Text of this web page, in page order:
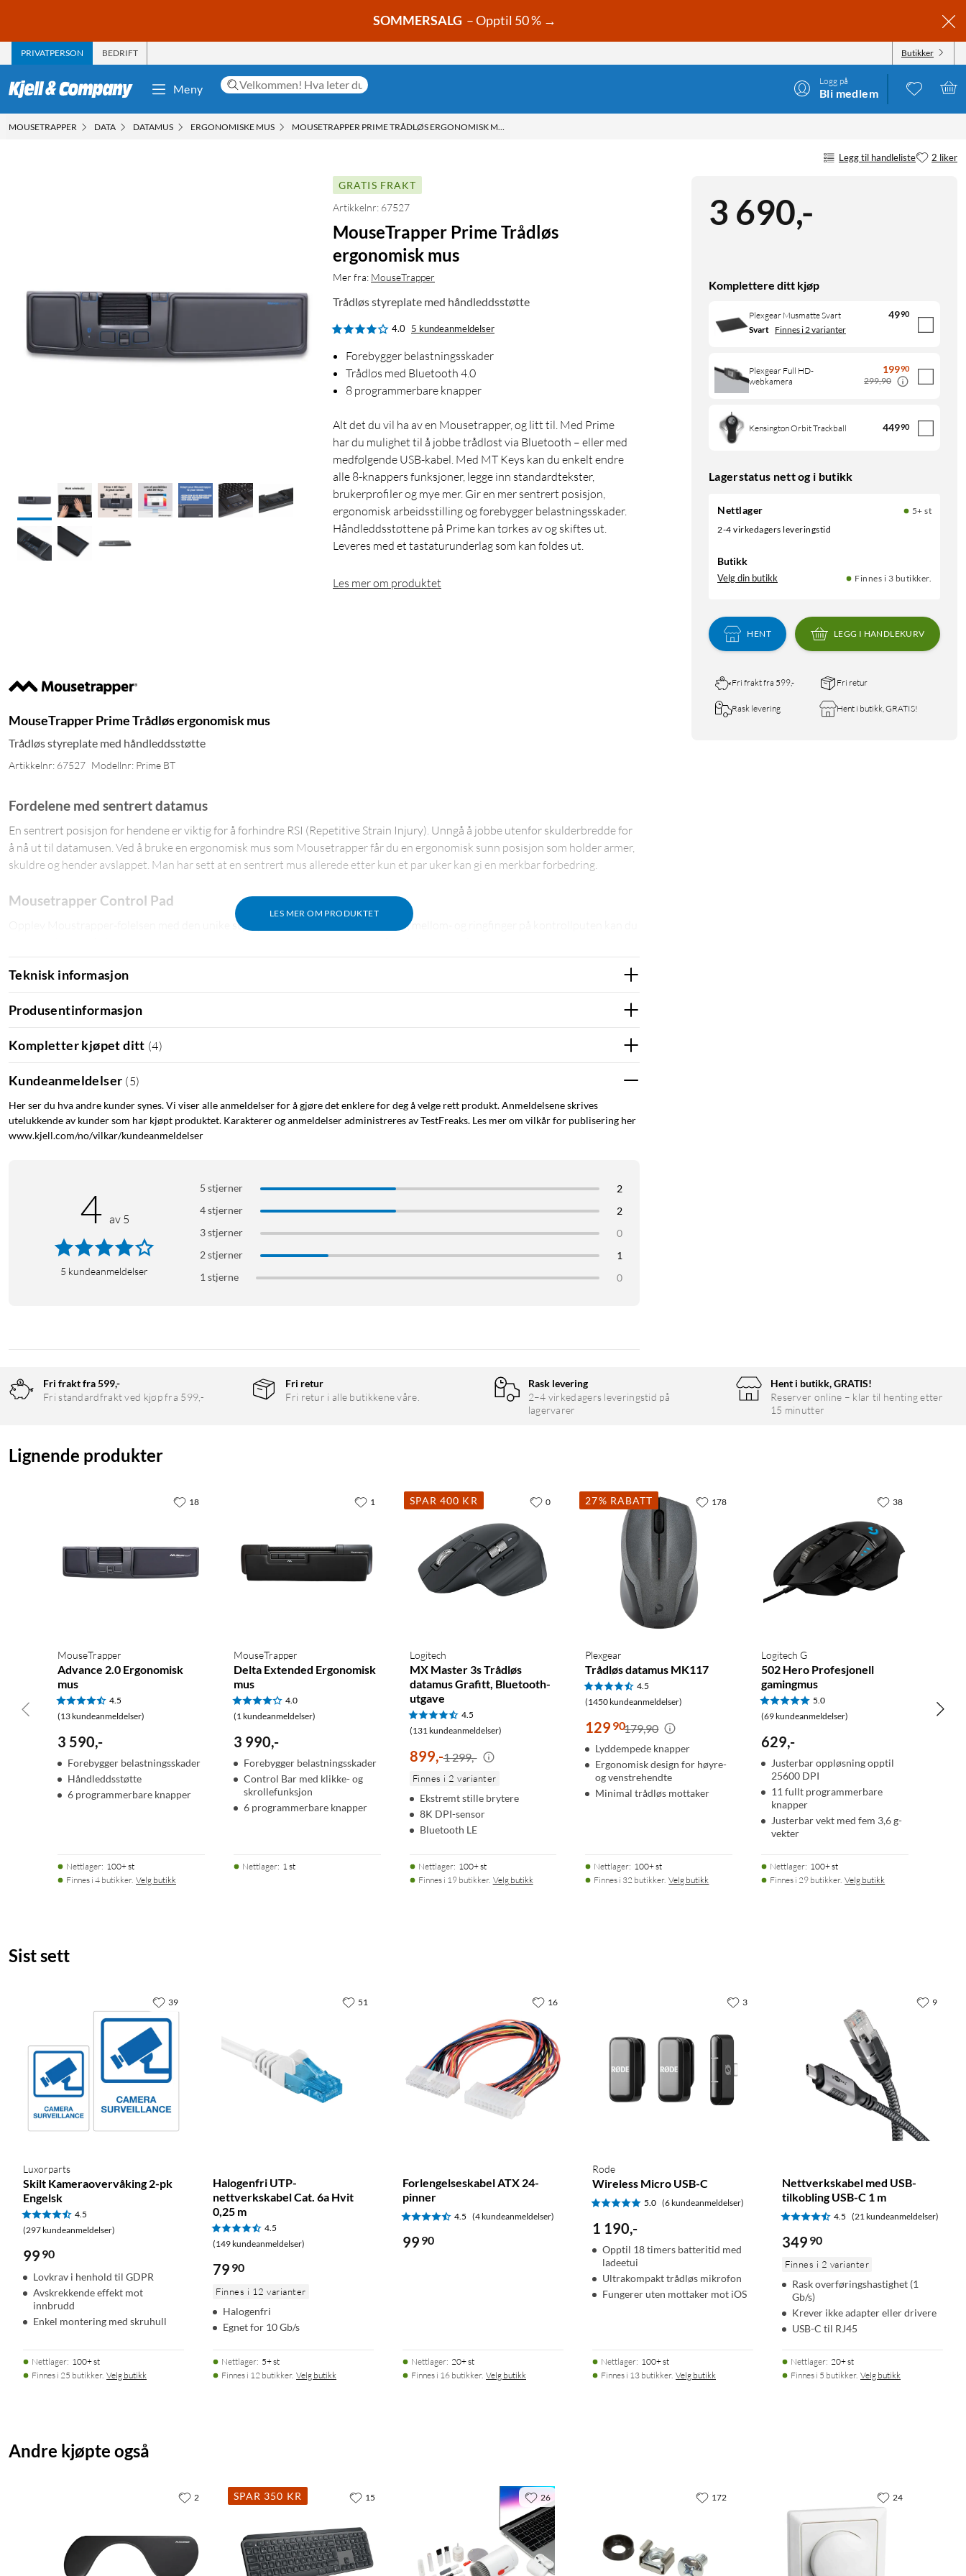
SOMMERSALG – Opptil 50 % →
PRIVATPERSON BEDRIFT Butikker
Meny
Logg på
Bli medlem
MOUSETRAPPER DATA DATAMUS ERGONOMISKE MUS MOUSETRAPPER PRIME TRÅDLØS ERGONOMISK MUS
Legg til handleliste 2 liker
3 690,-
Komplettere ditt kjøp
Plexgear Musmatte Svart 4990
Svart Finnes i 2 varianter
Plexgear Full HD-
webkamera
19990
299,90
Kensington Orbit Trackball 44990
Lagerstatus nett og i butikk
Nettlager
5+ st
2-4 virkedagers leveringstid
Butikk
Velg din butikk Finnes i 3 butikker.
HENT LEGG I HANDLEKURV
Fri frakt fra 599,- Fri retur
Rask levering Hent i butikk, GRATIS!
GRATIS FRAKT
Artikkelnr: 67527
MouseTrapper Prime Trådløs
ergonomisk mus
Mer fra: MouseTrapper
Trådløs styreplate med håndleddsstøtte
4.0 5 kundeanmeldelser
Forebygger belastningsskader
Trådløs med Bluetooth 4.0
8 programmerbare knapper
Alt det du vil ha av en Mousetrapper, og litt til. Med Prime
har du mulighet til å jobbe trådløst via Bluetooth – eller med
medfølgende USB-kabel. Med MT Keys kan du enkelt endre
alle 8-knappers funksjoner, legge inn standardtekster,
brukerprofiler og mye mer. Gir en mer sentrert posisjon,
ergonomisk arbeidsstilling og forebygger belastningsskader.
Håndleddsstøttene på Prime kan tørkes av og skiftes ut.
Leveres med et tastaturunderlag som kan foldes ut.
Les mer om produktet
MouseTrapper Prime Trådløs ergonomisk mus
Trådløs styreplate med håndleddsstøtte
Artikkelnr: 67527 Modellnr: Prime BT
LES MER OM PRODUKTET
Fordelene med sentrert datamus
En sentrert posisjon for hendene er viktig for å forhindre RSI (Repetitive Strain Injury). Unngå å jobbe utenfor skulderbredde for
å nå ut til datamusen. Ved å bruke en ergonomisk mus som Mousetrapper får du en ergonomisk sunn posisjon som holder armer,
skuldre og hender avslappet. Man har sett at en sentrert mus allerede etter kun et par uker kan gi en merkbar forbedring.
Mousetrapper Control Pad
Opplev Moustrapper-følelsen med den unike styreplaten Control Pad. Med peke-, mellom- og ringfinger på kontrollputen kan du
MT Keys kan du også tilpasse Mousetrapper slik at du kan både høyre- og venstreklikke hvor du vil på styreplaten.
Superslank og ergonomisk design
Styreplate med klikke- og scrollfunksjon
Jobb trådløst via Bluetooth
8 programmerbare knapper for tilpasning til eget behov via MT Keys
Håndleddsstøttene kan holdes rene med desinfeksjonsmiddel
Håndleddsstøttene kan skiftes ut
Batteritid: opptil 4 måneder
Oppladbart batteri
Leveres med USB-kabel for enkel tilkobling og lading, og en hurtigguide slik at du raskt kommer i gang med Mousetrapper.
Kompatibel med alle PC- og Mac-maskiner som har USB-port. For MT Keys kreves Windows 7 eller nyere, alternativt Mac OS 10
eller nyere. Mål: 480x110x20 mm. Vekt: 720 g.
Teknisk informasjon
Produsentinformasjon
Kompletter kjøpet ditt (4)
Kundeanmeldelser (5)
Her ser du hva andre kunder synes. Vi viser alle anmeldelser for å gjøre det enklere for deg å velge rett produkt. Anmeldelsene skrives
utelukkende av kunder som har kjøpt produktet. Karakterer og anmeldelser administreres av TestFreaks. Les mer om vilkår for publisering her
www.kjell.com/no/vilkar/kundeanmeldelser
4 av 5
5 kundeanmeldelser
5 stjerner
2
4 stjerner
2
3 stjerner
0
2 stjerner
1
1 stjerne
0
Fri frakt fra 599,-
Fri standardfrakt ved kjøp fra 599,-
Fri retur
Fri retur i alle butikkene våre.
Rask levering
2–4 virkedagers leveringstid på
lagervarer
Hent i butikk, GRATIS!
Reserver online – klar til henting etter
15 minutter
Lignende produkter
MouseTrapper
Advance 2.0 Ergonomisk
mus
4.5
(13 kundeanmeldelser)
3 590,-
Forebygger belastningsskader
Håndleddsstøtte
6 programmerbare knapper
Nettlager: 100+ st
Finnes i 4 butikker. Velg butikk
18
MouseTrapper
Delta Extended Ergonomisk
mus
4.0
(1 kundeanmeldelser)
3 990,-
Forebygger belastningsskader
Control Bar med klikke- og
skrollefunksjon
6 programmerbare knapper
Nettlager: 1 st
1 SPAR 400 KR
Logitech
MX Master 3s Trådløs
datamus Grafitt, Bluetooth-
utgave
4.5
(131 kundeanmeldelser)
899,-1 299,-
Finnes i 2 varianter
Ekstremt stille brytere
8K DPI-sensor
Bluetooth LE
Nettlager: 100+ st
Finnes i 19 butikker. Velg butikk
0 27% RABATT
Plexgear
Trådløs datamus MK117
4.5
(1450 kundeanmeldelser)
129 90179,90
Lyddempede knapper
Ergonomisk design for høyre-
og venstrehendte
Minimal trådløs mottaker
Nettlager: 100+ st
Finnes i 32 butikker. Velg butikk
178
Logitech G
502 Hero Profesjonell
gamingmus
5.0
(69 kundeanmeldelser)
629,-
Justerbar oppløsning opptil
25600 DPI
11 fullt programmerbare
knapper
Justerbar vekt med fem 3,6 g-
vekter
Nettlager: 100+ st
Finnes i 29 butikker. Velg butikk
38
Sist sett
Luxorparts
Skilt Kameraovervåking 2-pk
Engelsk
4.5
(297 kundeanmeldelser)
99 90
Lovkrav i henhold til GDPR
Avskrekkende effekt mot
innbrudd
Enkel montering med skruhull
Nettlager: 100+ st
Finnes i 25 butikker. Velg butikk
39
Halogenfri UTP-
nettverkskabel Cat. 6a Hvit
0,25 m
4.5
(149 kundeanmeldelser)
79 90
Finnes i 12 varianter
Halogenfri
Egnet for 10 Gb/s
Nettlager: 5+ st
Finnes i 12 butikker. Velg butikk
51
Forlengelseskabel ATX 24-
pinner
4.5 (4 kundeanmeldelser)
99 90
Nettlager: 20+ st
Finnes i 16 butikker. Velg butikk
16
Rode
Wireless Micro USB-C
5.0 (6 kundeanmeldelser)
1 190,-
Opptil 18 timers batteritid med
ladeetui
Ultrakompakt trådløs mikrofon
Fungerer uten mottaker mot iOS
Nettlager: 100+ st
Finnes i 13 butikker. Velg butikk
3
Nettverkskabel med USB-
tilkobling USB-C 1 m
4.5 (21 kundeanmeldelser)
349 90
Finnes i 2 varianter
Rask overføringshastighet (1
Gb/s)
Krever ikke adapter eller drivere
USB-C til RJ45
Nettlager: 20+ st
Finnes i 5 butikker. Velg butikk
9
Andre kjøpte også
2 SPAR 350 KR 15 26 172 24